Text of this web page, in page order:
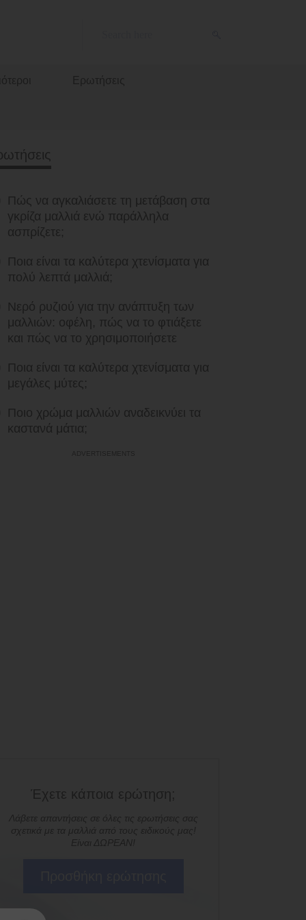
Πώς να αγκαλιάσετε τη μετάβαση στα
γκρίζα μαλλιά ενώ παράλληλα
ασπρίζετε;
Ποια είναι τα καλύτερα χτενίσματα για
πολύ λεπτά μαλλιά;
Νερό ρυζιού για την ανάπτυξη των
μαλλιών: οφέλη, πώς να το φτιάξετε
και πώς να το χρησιμοποιήσετε
Ποια είναι τα καλύτερα χτενίσματα για
μεγάλες μύτες;
Ποιο χρώμα μαλλιών αναδεικνύει τα
καστανά μάτια;
Έχετε κάποια ερώτηση;
Λάβετε απαντήσεις σε όλες τις ερωτήσεις σας
σχετικά με τα μαλλιά από τους ειδικούς μας!
Είναι ΔΩΡΕΑΝ!